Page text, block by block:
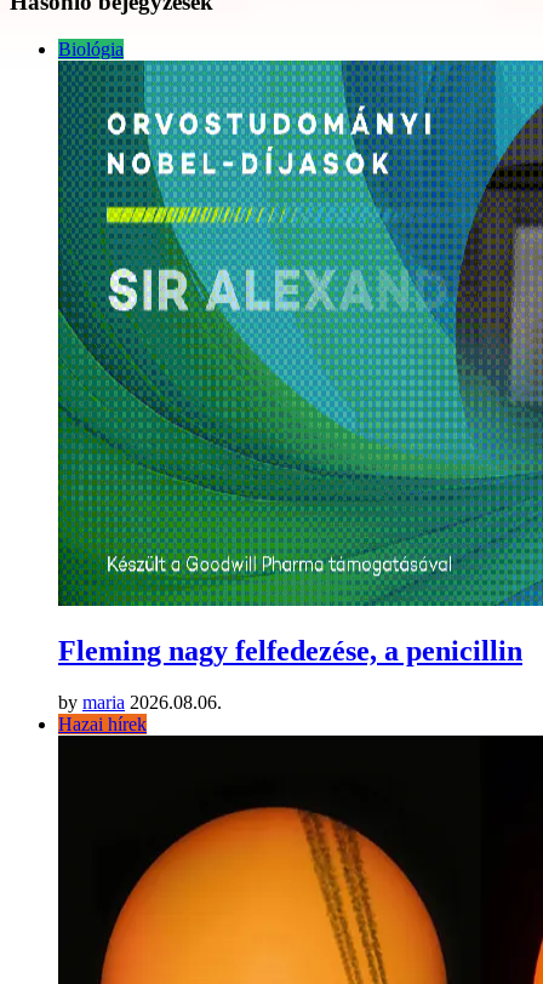
Biológia
Fleming nagy felfedezése, a penicillin
by maria 2026.08.06.
Hazai hírek